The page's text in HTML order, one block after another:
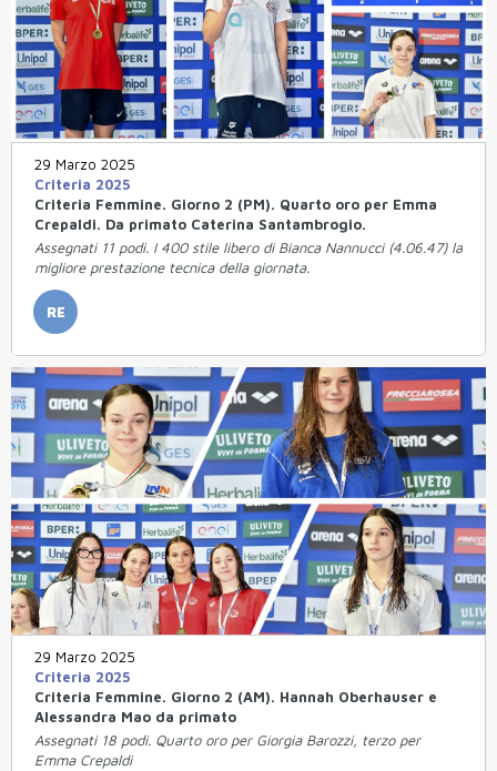
29 Marzo 2025
Criteria 2025
Criteria Femmine. Giorno 2 (PM). Quarto oro per Emma
Crepaldi. Da primato Caterina Santambrogio.
Assegnati 11 podi. I 400 stile libero di Bianca Nannucci (4.06.47) la
migliore prestazione tecnica della giornata.
RE
29 Marzo 2025
Criteria 2025
Criteria Femmine. Giorno 2 (AM). Hannah Oberhauser e
Alessandra Mao da primato
Assegnati 18 podi. Quarto oro per Giorgia Barozzi, terzo per
Emma Crepaldi